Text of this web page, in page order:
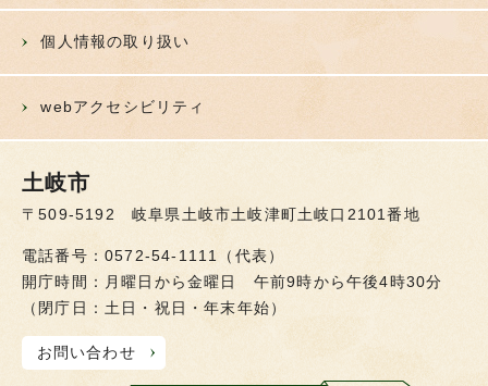
個人情報の取り扱い
webアクセシビリティ
土岐市
〒509-5192 岐阜県土岐市土岐津町土岐口2101番地
電話番号：0572-54-1111（代表）
開庁時間：月曜日から金曜日 午前9時から午後4時30分
（閉庁日：土日・祝日・年末年始）
お問い合わせ